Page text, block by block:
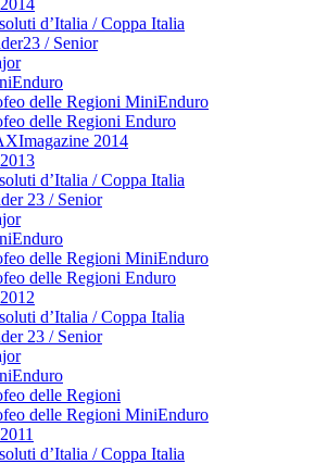
d’Italia / Coppa Italia
/ Senior
delle Regioni MiniEnduro
delle Regioni Enduro
2014
d’Italia / Coppa Italia
23 / Senior
delle Regioni MiniEnduro
delle Regioni Enduro
d’Italia / Coppa Italia
23 / Senior
delle Regioni
delle Regioni MiniEnduro
d’Italia / Coppa Italia